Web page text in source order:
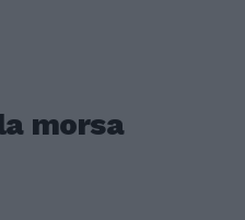
morsa